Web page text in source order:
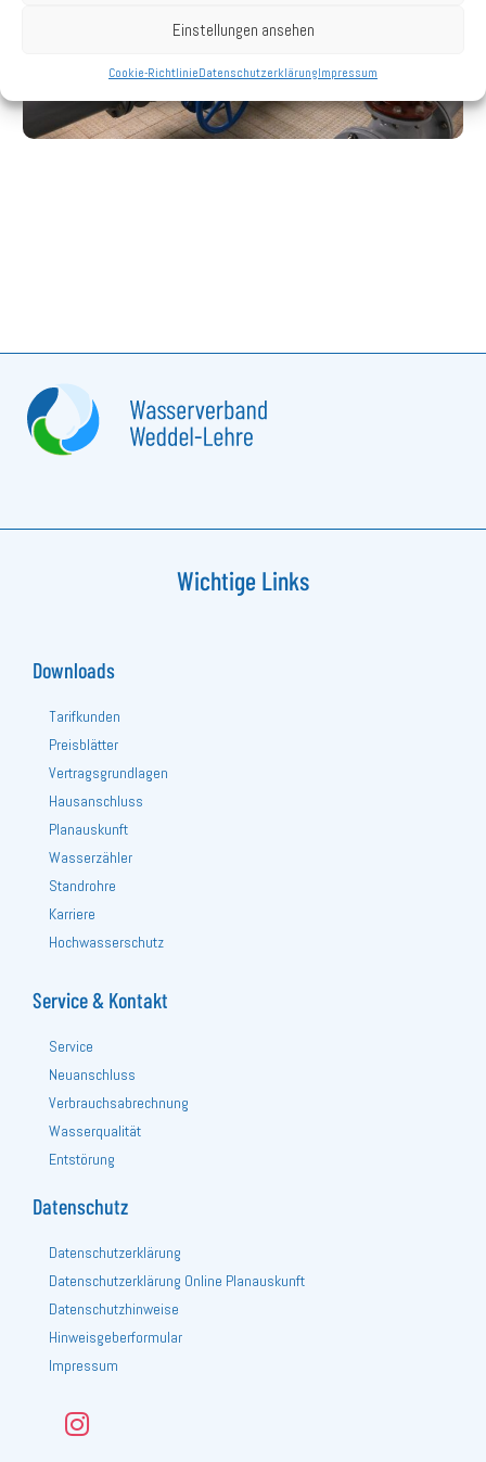
Einstellungen ansehen
Cookie-RichtlinieDatenschutzerklärungImpressum
Wichtige Links
Downloads
Tarifkunden
Preisblätter
Vertragsgrundlagen
Hausanschluss
Planauskunft
Wasserzähler
Standrohre
Karriere
Hochwasserschutz
Service & Kontakt
Service
Neuanschluss
Verbrauchsabrechnung
Wasserqualität
Entstörung
Datenschutz
Datenschutzerklärung
Datenschutzerklärung Online Planauskunft
Datenschutzhinweise
Hinweisgeberformular
Impressum